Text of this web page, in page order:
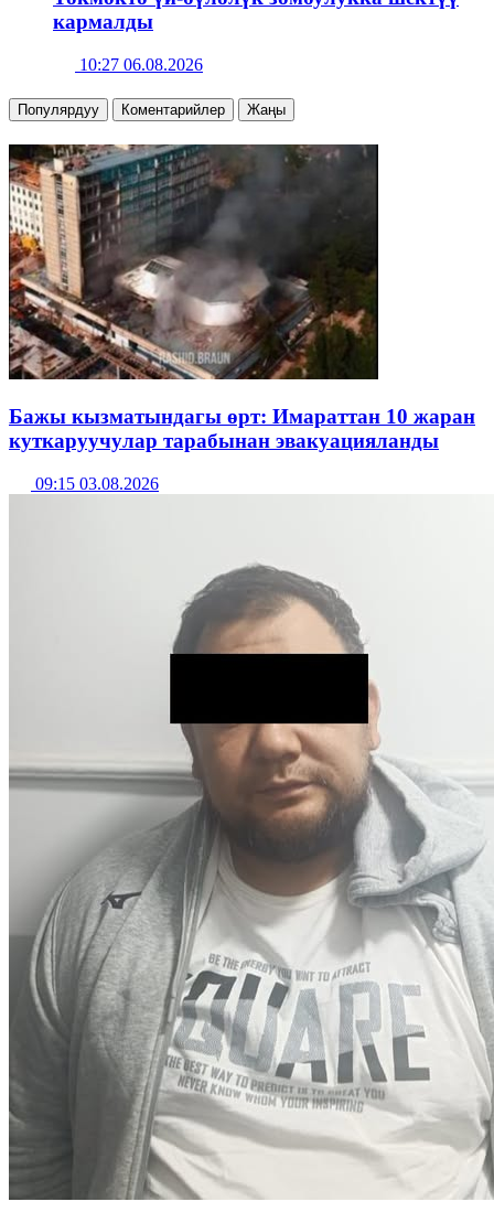
кармалды
10:27 06.08.2026
Популярдуу Коментарийлер Жаңы
Бажы кызматындагы өрт: Имараттан 10 жаран
куткаруучулар тарабынан эвакуацияланды
09:15 03.08.2026